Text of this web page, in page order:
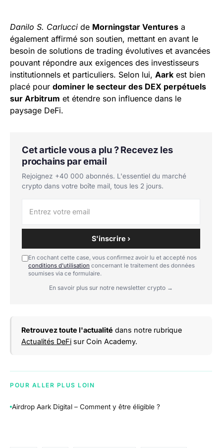
Danilo S. Carlucci de Morningstar Ventures a
également affirmé son soutien, mettant en avant le
besoin de solutions de trading évolutives et avancées
pouvant répondre aux exigences des investisseurs
institutionnels et particuliers. Selon lui, Aark est bien
placé pour dominer le secteur des DEX perpétuels
sur Arbitrum et étendre son influence dans le
paysage DeFi.
Cet article vous a plu ? Recevez les
prochains par email
Rejoignez +40 000 abonnés. L'essentiel du marché
crypto dans votre boîte mail, tous les 2 jours.
S'inscrire ›
En cochant cette case, vous confirmez avoir lu et accepté nos
conditions d'utilisation concernant le traitement des données
soumises via ce formulaire.
En savoir plus sur notre newsletter crypto →
Retrouvez toute l'actualité dans notre rubrique
Actualités DeFi sur Coin Academy.
POUR ALLER PLUS LOIN
Airdrop Aark Digital – Comment y être éligible ?